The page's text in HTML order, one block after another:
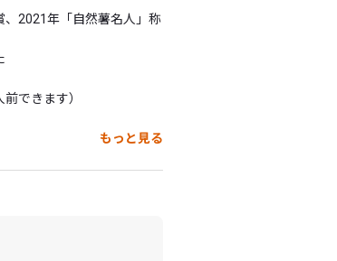
、2021年「自然薯名人」称
できます）
願いいたします。
たします。）
もっと見る